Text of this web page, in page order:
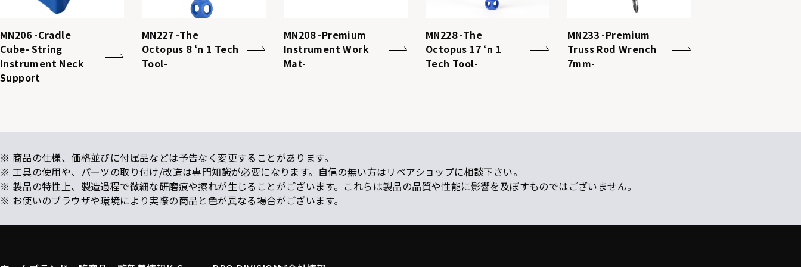
MN206 -Cradle
Cube- String
Instrument Neck
Support
MN227 -The
Octopus 8 ‘n 1 Tech
Tool-
MN208 -Premium
Instrument Work
Mat-
MN228 -The
Octopus 17 ‘n 1
Tech Tool-
MN233 -Premium
Truss Rod Wrench
7mm-
※ 商品の仕様、価格並びに付属品などは予告なく変更することがあります。
※ 工具の使用や、パーツの取り付け/改造は専門知識が必要になります。自信の無い方はリペアショップに相談下さい。
※ 製品の特性上、製造過程で微細な研磨痕や擦れが生じることがございます。これらは製品の品質や性能に影響を及ぼすものではございません。
※ お使いのブラウザや環境により実際の商品と色が異なる場合がございます。